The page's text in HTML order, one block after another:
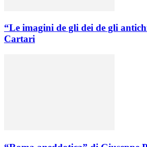
“Le imagini de gli dei de gli
Cartari